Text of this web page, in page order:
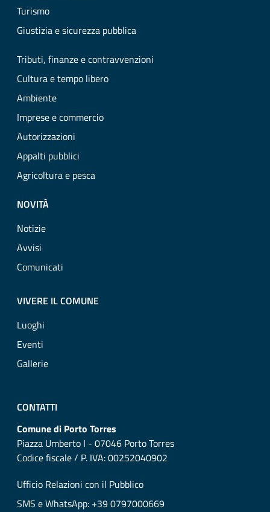
Turismo
Giustizia e sicurezza pubblica
Tributi, finanze e contravvenzioni
Cultura e tempo libero
Ambiente
Imprese e commercio
Autorizzazioni
Appalti pubblici
Agricoltura e pesca
NOVITÀ
Notizie
Avvisi
Comunicati
VIVERE IL COMUNE
Luoghi
Eventi
Gallerie
CONTATTI
Comune di Porto Torres
Piazza Umberto I - 07046 Porto Torres
Codice fiscale / P. IVA: 00252040902
Ufficio Relazioni con il Pubblico
SMS e WhatsApp: +39 0797000669